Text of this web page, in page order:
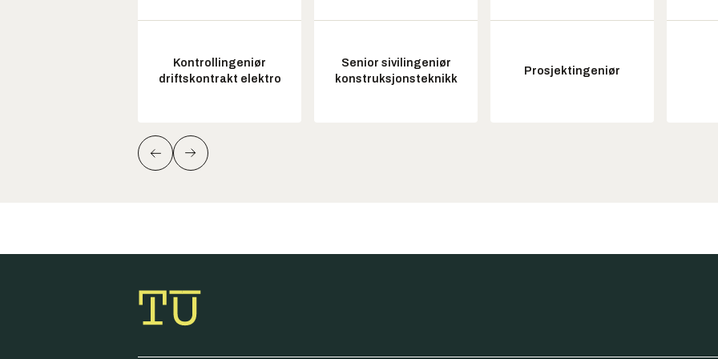
Kontrollingeniør
driftskontrakt elektro
Senior sivilingeniør
konstruksjonsteknikk
Prosjektingeniør